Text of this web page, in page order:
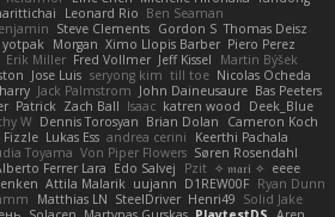
Leonard Rio Ben Seaman
Steve Clements Gordon S Thomas Deisz
yotpak Morgan Ximo Llopis Barber Piero Perez
Erik Miller Fred Vollmer Jeff Kissel
Martin Býšek
Jose Luis seryong kim till toe Nicolas Ocheda
Jack Palmstrom John Daineusaure Bas Peeters
Patrick Zach Ball Isaac katren wood
Deek_Blue
W Dennis Torosyan Brian Dolan
Cameron Koch
Fizzle Lukas Ess andrea cerini
Keerthi Pachala
Toyama Von Piper Flowers Søren Rosendahl
Ferrer Lara Edo Salvej Pzit ✧ 𝔪𝔞𝔯𝔦 ✧ eeee
Attila Malarik uujann D1REW00F Ryan Dunn
Matthias LN SteelDriver Henri49 Solid Jake